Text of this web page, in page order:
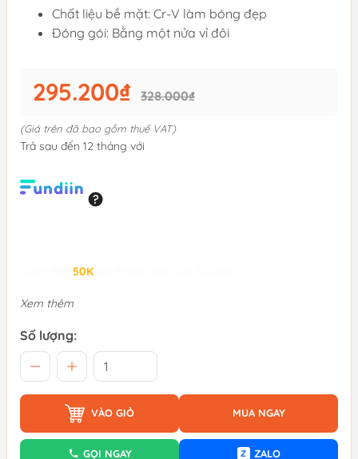
Chất liệu bề mặt: Cr-V làm bóng đẹp
Đóng gói: Bằng một nửa vỉ đôi
295.200₫ 328.000₫
(Giá trên đã bao gồm thuế VAT)
Trả sau đến 12 tháng với
50K
Xem thêm
Số lượng:
VÀO GIỎ MUA NGAY
GỌI NGAY Z ZALO